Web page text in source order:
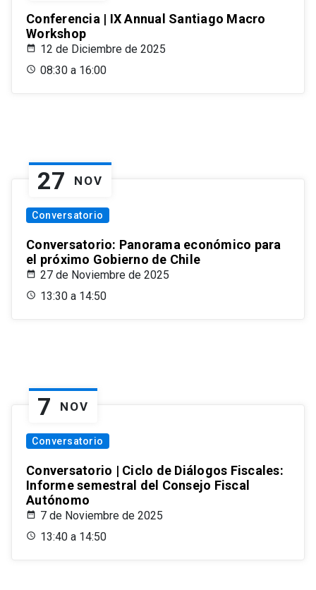
Conferencia | IX Annual Santiago Macro
Workshop
12 de Diciembre de 2025
08:30 a 16:00
27 NOV
Conversatorio
Conversatorio: Panorama económico para
el próximo Gobierno de Chile
27 de Noviembre de 2025
13:30 a 14:50
7 NOV
Conversatorio
Conversatorio | Ciclo de Diálogos Fiscales:
Informe semestral del Consejo Fiscal
Autónomo
7 de Noviembre de 2025
13:40 a 14:50